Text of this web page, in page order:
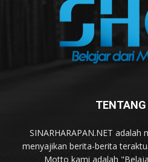
SINARHARAPAN.NET
menyajikan berita-berita
Motto kami adalah